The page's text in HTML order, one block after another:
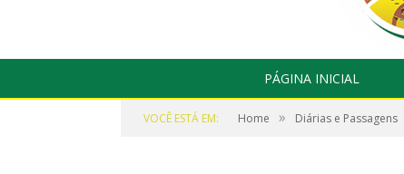
PÁGINA INICIAL
VOCÊ ESTÁ EM: Home » Diárias e Passagens